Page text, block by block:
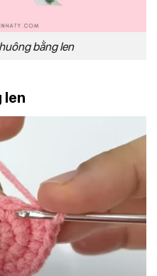
bằng len
len